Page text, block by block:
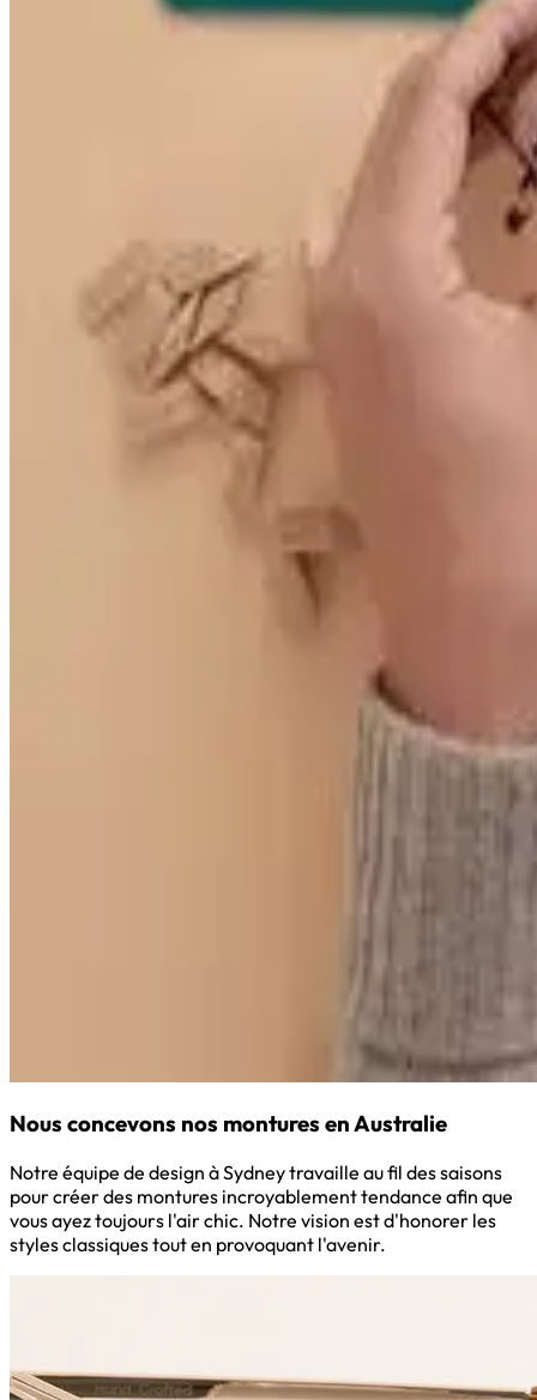
Nous concevons nos montures en Australie
Notre équipe de design à Sydney travaille au fil des saisons
pour créer des montures incroyablement tendance afin que
vous ayez toujours l'air chic. Notre vision est d'honorer les
styles classiques tout en provoquant l'avenir.